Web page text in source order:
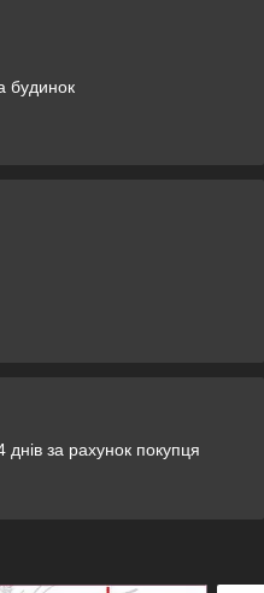
будинок
за рахунок покупця